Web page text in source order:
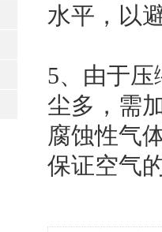
水平，以
5、 由于压
尘多，需
腐蚀性气
保证空气